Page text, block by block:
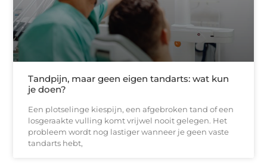
Tandpijn, maar geen eigen tandarts: wat kun
je doen?
Een plotselinge kiespijn, een afgebroken tand of een
losgeraakte vulling komt vrijwel nooit gelegen. Het
probleem wordt nog lastiger wanneer je geen vaste
tandarts hebt,